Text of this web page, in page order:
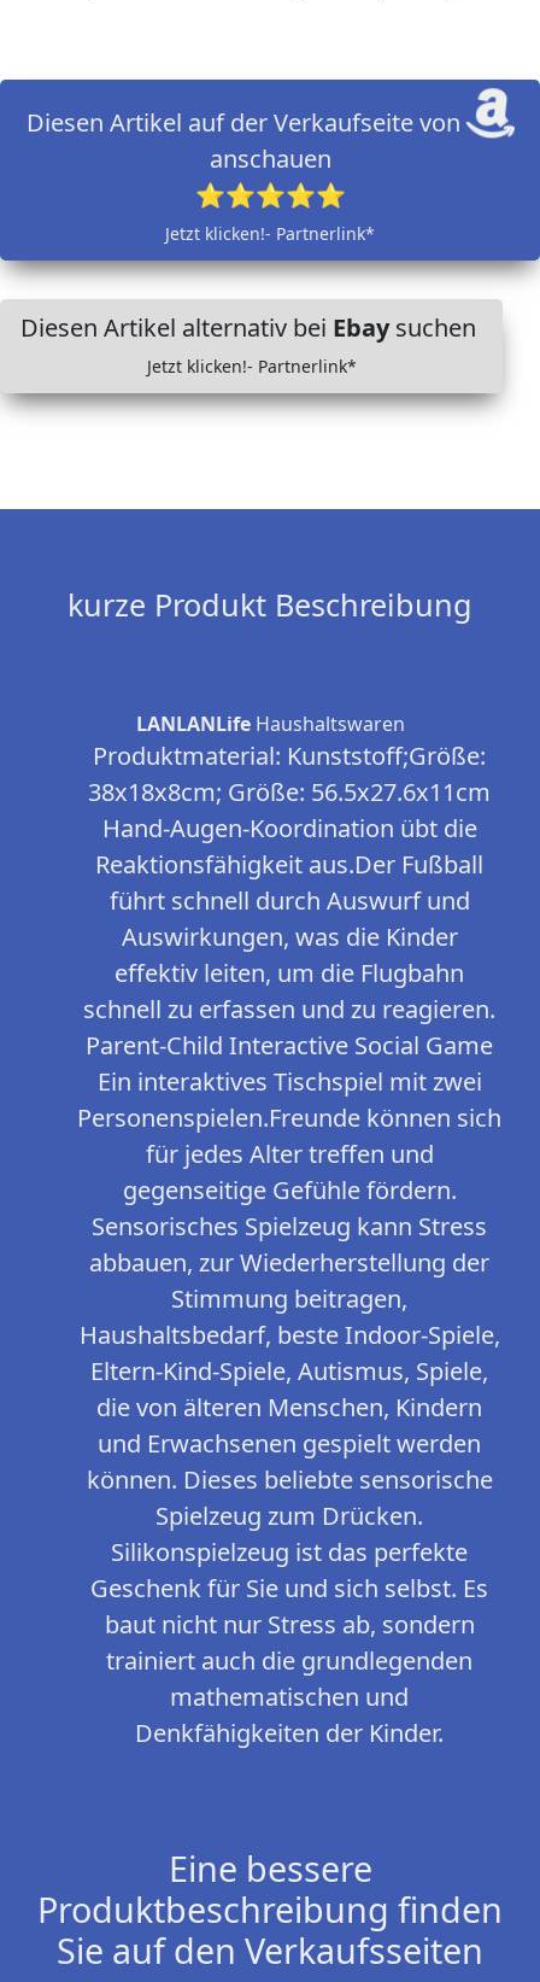
Diesen Artikel auf der Verkaufseite von
anschauen
⭐⭐⭐⭐⭐
Jetzt klicken!- Partnerlink*
Diesen Artikel alternativ bei Ebaysuchen
Jetzt klicken!- Partnerlink*
kurze Produkt Beschreibung
LANLANLifeHaushaltswaren
Produktmaterial: Kunststoff;Größe:
38x18x8cm; Größe: 56.5x27.6x11cm
Hand-Augen-Koordination übt die
Reaktionsfähigkeit aus.Der Fußball
führt schnell durch Auswurf und
Auswirkungen, was die Kinder
effektiv leiten, um die Flugbahn
schnell zu erfassen und zu reagieren.
Parent-Child Interactive Social Game
Ein interaktives Tischspiel mit zwei
Personenspielen.Freunde können sich
für jedes Alter treffen und
gegenseitige Gefühle fördern.
Sensorisches Spielzeug kann Stress
abbauen, zur Wiederherstellung der
Stimmung beitragen,
Haushaltsbedarf, beste Indoor-Spiele,
Eltern-Kind-Spiele, Autismus, Spiele,
die von älteren Menschen, Kindern
und Erwachsenen gespielt werden
können. Dieses beliebte sensorische
Spielzeug zum Drücken.
Silikonspielzeug ist das perfekte
Geschenk für Sie und sich selbst. Es
baut nicht nur Stress ab, sondern
trainiert auch die grundlegenden
mathematischen und
Denkfähigkeiten der Kinder.
Eine bessere
Produktbeschreibung finden
Sie auf den Verkaufsseiten